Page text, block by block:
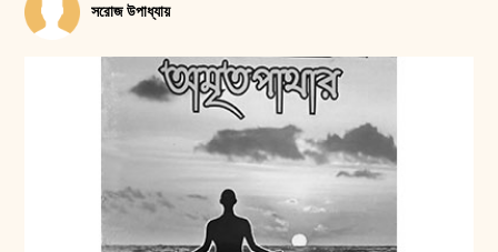
সরোজ উপাধ্যায়